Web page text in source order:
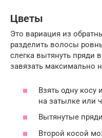
Цветы
Это вариация из
разделить волосы
слегка вытянуть пряди
завязать максимально
Взять одну
на затылке или
Вытянутые
Второй косой